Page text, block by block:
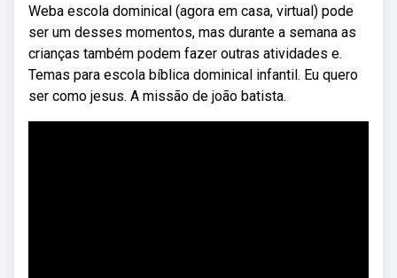
Weba escola dominical (agora em casa, virtual) pode
ser um desses momentos, mas durante a semana as
crianças também podem fazer outras atividades e.
Temas para escola bíblica dominical infantil. Eu quero
ser como jesus. A missão de joão batista.